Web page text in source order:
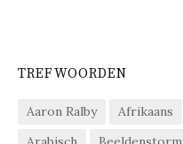
TREFWOORDEN
Aaron Ralby Afrikaans